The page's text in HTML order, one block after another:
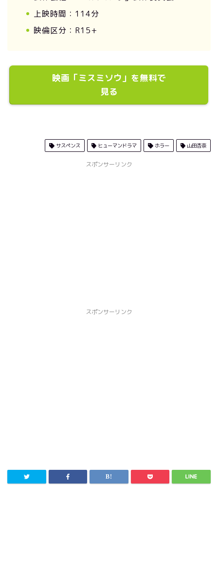
上映時間：114分
映倫区分：R15+
映画「ミスミソウ」を無料で
見る
サスペンス ヒューマンドラマ ホラー 山田杏奈
スポンサーリンク
スポンサーリンク